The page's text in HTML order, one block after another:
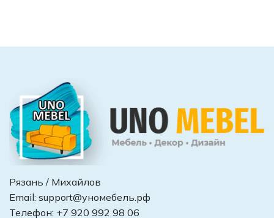
Рязань / Михайлов
Email: support@уномебель.рф
Телефон: +7 920 992 98 06